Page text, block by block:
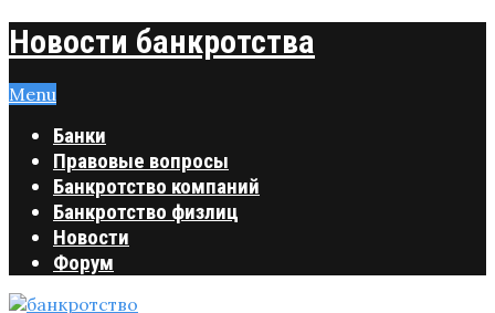
Новости банкротства
Menu
Банки
Правовые вопросы
Банкротство компаний
Банкротство физлиц
Новости
Форум